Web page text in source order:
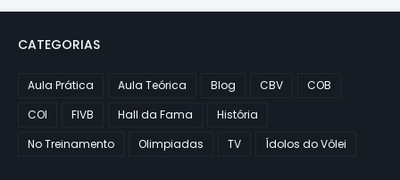
CATEGORIAS
Aula Prática Aula Teórica Blog CBV
COB
COI
FIVB Hall da Fama
História
No Treinamento
Olimpiadas TV Ídolos do Vôlei